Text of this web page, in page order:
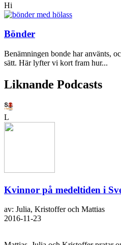
Hi
Bönder
Benämningen bonde har använts,
sätt. Här lyfter vi kort fram hur...
Liknande Podcasts
L
Kvinnor på medeltiden i
av: Julia, Kristoffer och Mattias
2016-11-23